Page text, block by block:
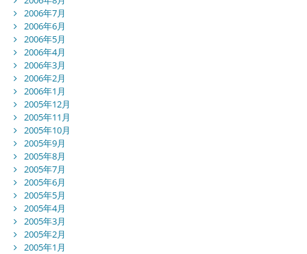
2006年7月
2006年6月
2006年5月
2006年4月
2006年3月
2006年2月
2006年1月
2005年12月
2005年11月
2005年10月
2005年9月
2005年8月
2005年7月
2005年6月
2005年5月
2005年4月
2005年3月
2005年2月
2005年1月